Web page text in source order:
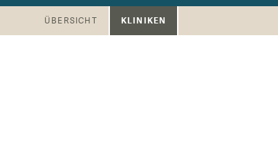
ÜBERSICHT KLINIKEN